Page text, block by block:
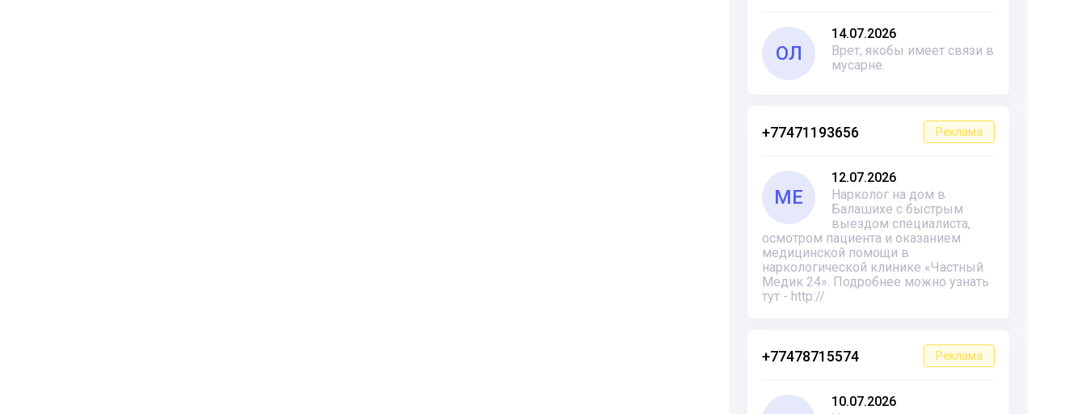
ОЛ
14.07.2026
Врет, якобы имеет связи в
мусарне.
+77471193656 Реклама
ME
12.07.2026
Нарколог на дом в
Балашихе с быстрым
выездом специалиста,
осмотром пациента и оказанием
медицинской помощи в
наркологической клинике «Частный
Медик 24». Подробнее можно узнать
тут - http://
+77478715574 Реклама
10.07.2026